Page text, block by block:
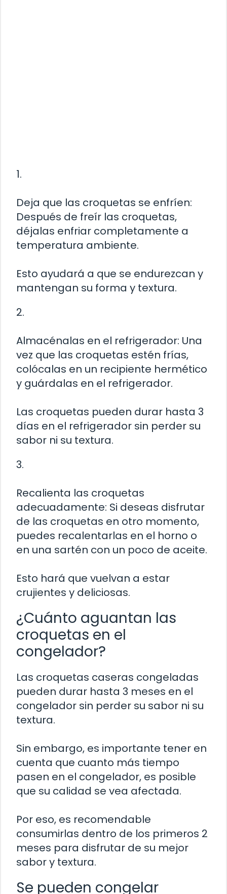
1.
Deja que las croquetas se enfríen:
Después de freír las croquetas,
déjalas enfriar completamente a
temperatura ambiente.
Esto ayudará a que se endurezcan y
mantengan su forma y textura.
2.
Almacénalas en el refrigerador: Una
vez que las croquetas estén frías,
colócalas en un recipiente hermético
y guárdalas en el refrigerador.
Las croquetas pueden durar hasta 3
días en el refrigerador sin perder su
sabor ni su textura.
3.
Recalienta las croquetas
adecuadamente: Si deseas disfrutar
de las croquetas en otro momento,
puedes recalentarlas en el horno o
en una sartén con un poco de aceite.
Esto hará que vuelvan a estar
crujientes y deliciosas.
¿Cuánto aguantan las
croquetas en el
congelador?
Las croquetas caseras congeladas
pueden durar hasta 3 meses en el
congelador sin perder su sabor ni su
textura.
Sin embargo, es importante tener en
cuenta que cuanto más tiempo
pasen en el congelador, es posible
que su calidad se vea afectada.
Por eso, es recomendable
consumirlas dentro de los primeros 2
meses para disfrutar de su mejor
sabor y textura.
Se pueden congelar